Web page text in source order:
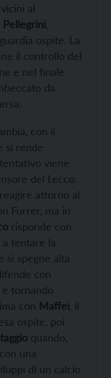
al
Pellegrini
ospite. La
il controllo del
e nel finale
da
con il
si rende
tentativo viene
del Lecco.
attorno al
Furrer, ma in
risponde con
a tentare la
si spegne alta
con
tornando
con Maffei , il
ospite, poi
quando,
una
di un calcio